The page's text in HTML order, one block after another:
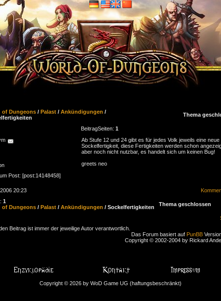
of Dungeons / Palast / Ankündigungen /
Thema
BeitragSeiten: 1
Post: [post:14148458]
Ab Stufe 12 und 24 gibt es für jedes Volk jeweils eine neue
Sockelfertigkeit, diese Fertigkeiten werden schon
aber noch nicht nutzbar, es handelt sich um keinen Bug!
greets neo
20:23
1
of Dungeons / Palast / Ankündigungen / Sockelfertigkeiten Thema geschlossen
Beitrag ist immer der jeweilige Autor verantwortlich.
Das Forum basiert auf PunBB
Copyright © 2002-2004 by Rickard
Copyright © 2026 by WoD Game UG (haftungsbeschränkt)